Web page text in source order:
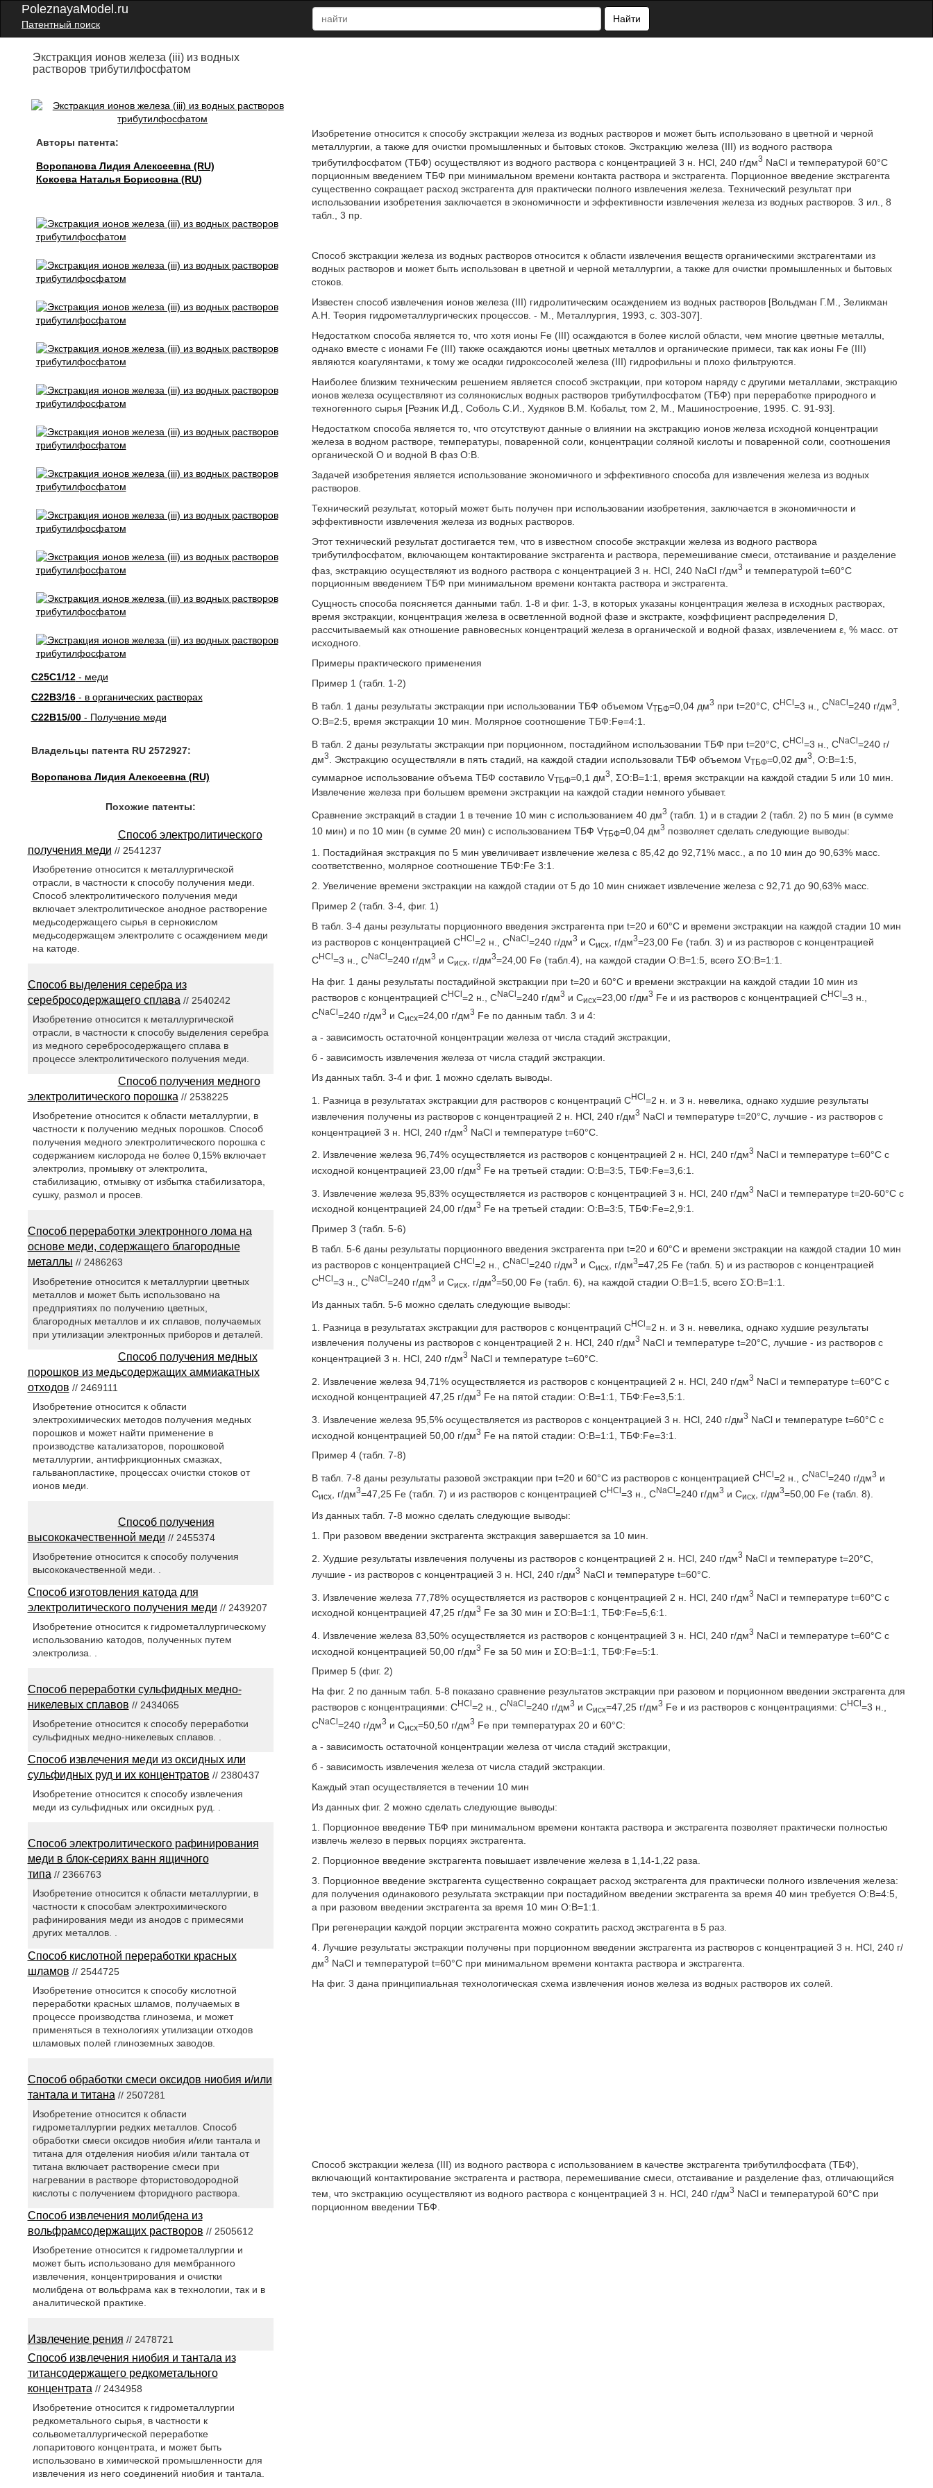
PoleznayaModel.ru
Патентный поиск
Найти
Экстракция ионов железа (iii) из водных
растворов трибутилфосфатом
Авторы патента:
Воропанова Лидия Алексеевна (RU)
Кокоева Наталья Борисовна (RU)
C25C1/12- меди
C22B3/16- в органических растворах
C22B15/00- Получение меди
Владельцы патента RU 2572927:
Воропанова Лидия Алексеевна (RU)
Изобретение относится к способу экстракции железа из водных растворов и может быть использовано в цветной и черной
металлургии, а также для очистки промышленных и бытовых стоков. Экстракцию железа (III) из водного раствора
трибутилфосфатом (ТБФ) осуществляют из водного раствора с концентрацией 3 н. НСl, 240 г/дм3 NaCl и температурой 60°С
порционным введением ТБФ при минимальном времени контакта раствора и экстрагента. Порционное введение экстрагента
существенно сокращает расход экстрагента для практически полного извлечения железа. Технический результат при
использовании изобретения заключается в экономичности и эффективности извлечения железа из водных растворов. 3 ил., 8
табл., 3 пр.
Способ экстракции железа из водных растворов относится к области извлечения веществ органическими экстрагентами из
водных растворов и может быть использован в цветной и черной металлургии, а также для очистки промышленных и бытовых
стоков.
Известен способ извлечения ионов железа (III) гидролитическим осаждением из водных растворов [Вольдман Г.М., Зеликман
А.Н. Теория гидрометаллургических процессов. - М., Металлургия, 1993, с. 303-307].
Недостатком способа является то, что хотя ионы Fe (III) осаждаются в более кислой области, чем многие цветные металлы,
однако вместе с ионами Fe (III) также осаждаются ионы цветных металлов и органические примеси, так как ионы Fe (III)
являются коагулянтами, к тому же осадки гидроксосолей железа (III) гидрофильны и плохо фильтруются.
Наиболее близким техническим решением является способ экстракции, при котором наряду с другими металлами, экстракцию
ионов железа осуществляют из солянокислых водных растворов трибутилфосфатом (ТБФ) при переработке природного и
техногенного сырья [Резник И.Д., Соболь С.И., Худяков В.М. Кобальт, том 2, М., Машиностроение, 1995. С. 91-93].
Недостатком способа является то, что отсутствуют данные о влиянии на экстракцию ионов железа исходной концентрации
железа в водном растворе, температуры, поваренной соли, концентрации соляной кислоты и поваренной соли, соотношения
органической О и водной В фаз O:В.
Задачей изобретения является использование экономичного и эффективного способа для извлечения железа из водных
растворов.
Технический результат, который может быть получен при использовании изобретения, заключается в экономичности и
эффективности извлечения железа из водных растворов.
Этот технический результат достигается тем, что в известном способе экстракции железа из водного раствора
трибутилфосфатом, включающем контактирование экстрагента и раствора, перемешивание смеси, отстаивание и разделение
фаз, экстракцию осуществляют из водного раствора с концентрацией 3 н. HCl, 240 NaCl г/дм3 и температурой t=60°С
порционным введением ТБФ при минимальном времени контакта раствора и экстрагента.
Сущность способа поясняется данными табл. 1-8 и фиг. 1-3, в которых указаны концентрация железа в исходных растворах,
время экстракции, концентрация железа в осветленной водной фазе и экстракте, коэффициент распределения D,
рассчитываемый как отношение равновесных концентраций железа в органической и водной фазах, извлечением ε, % масс. от
исходного.
Примеры практического применения
Пример 1 (табл. 1-2)
В табл. 1 даны результаты экстракции при использовании ТБФ объемом VТБФ=0,04 дм3 при t=20°С, СНСl =3 н., CNaCl =240 г/дм3
О:В=2:5, время экстракции 10 мин. Молярное соотношение TБФ:Fe=4:1.
В табл. 2 даны результаты экстракции при порционном, постадийном использовании ТБФ при t=20°С, СНСl=3 н., CNaCl=240 г/
дм3 . Экстракцию осуществляли в пять стадий, на каждой стадии использовали ТБФ объемом VТБФ=0,02 дм3
, O:В=1:5,
суммарное использование объема ТБФ составило VТБФ=0,1 дм3
, ΣΟ:Β=1:1, время экстракции на каждой стадии 5 или 10 мин.
Извлечение железа при большем времени экстракции на каждой стадии немного убывает.
Сравнение экстракций в стадии 1 в течение 10 мин с использованием 40 дм3 (табл. 1) и в стадии 2 (табл. 2) по 5 мин (в сумме
10 мин) и по 10 мин (в сумме 20 мин) с использованием ТБФ VТБФ=0,04 дм3 позволяет сделать следующие выводы:
1. Постадийная экстракция по 5 мин увеличивает извлечение железа с 85,42 до 92,71% масс., а по 10 мин до 90,63% масс.
соответственно, молярное соотношение ТБФ:Fe 3:1.
2. Увеличение времени экстракции на каждой стадии от 5 до 10 мин снижает извлечение железа с 92,71 до 90,63% масс.
Пример 2 (табл. 3-4, фиг. 1)
В табл. 3-4 даны результаты порционного введения экстрагента при t=20 и 60°С и времени экстракции на каждой стадии 10 мин
из растворов с концентрацией СНСl =2 н., CNaCl =240 г/дм3 и Сисх , г/дм3=23,00 Fe (табл. 3) и из растворов с концентрацией
СНСl=3 н., CNaCl=240 г/дм3 и Сисх , г/дм3=24,00 Fe (табл.4), на каждой стадии O:В=1:5, всего ΣΟ:Β=1:1.
На фиг. 1 даны результаты постадийной экстракции при t=20 и 60°С и времени экстракции на каждой стадии 10 мин из
растворов с концентрацией СНСl =2 н., CNaCl =240 г/дм3 и Сисх=23,00 г/дм3 Fe и из растворов с концентрацией СHCl =3 н.,
CNaCl=240 г/дм3 и Сисх=24,00 г/дм3 Fe по данным табл. 3 и 4:
а - зависимость остаточной концентрации железа от числа стадий экстракции,
б - зависимость извлечения железа от числа стадий экстракции.
Из данных табл. 3-4 и фиг. 1 можно сделать выводы.
1. Разница в результатах экстракции для растворов с концентраций СНСl =2 н. и 3 н. невелика, однако худшие результаты
извлечения получены из растворов с концентрацией 2 н. HCl, 240 г/дм3 NaCl и температуре t=20°С, лучшие - из растворов с
концентрацией 3 н. HCl, 240 г/дм3 NaCl и температуре t=60°С.
2. Извлечение железа 96,74% осуществляется из растворов с концентрацией 2 н. HCl, 240 г/дм3 NaCl и температуре t=60°С с
исходной концентрацией 23,00 г/дм3 Fe на третьей стадии: O:В=3:5, TБФ:Fe=3,6:1.
3. Извлечение железа 95,83% осуществляется из растворов с концентрацией 3 н. HCl, 240 г/дм3 NaCl и температуре t=20-60°С с
исходной концентрацией 24,00 г/дм3 Fe на третьей стадии: O:В=3:5, TБФ:Fe=2,9:1.
Пример 3 (табл. 5-6)
В табл. 5-6 даны результаты порционного введения экстрагента при t=20 и 60°С и времени экстракции на каждой стадии 10 мин
из растворов с концентрацией СHCl=2 н., CNaCl=240 г/дм3 и Сисх , г/дм3=47,25 Fe (табл. 5) и из растворов с концентрацией
СНСl =3 н., CNaCl =240 г/дм3 и Сисх , г/дм3=50,00 Fe (табл. 6), на каждой стадии O:В=1:5, всего ΣΟ:Β=1:1.
Из данных табл. 5-6 можно сделать следующие выводы:
1. Разница в результатах экстракции для растворов с концентраций СНСl=2 н. и 3 н. невелика, однако худшие результаты
извлечения получены из растворов с концентрацией 2 н. HCl, 240 г/дм3 NaCl и температуре t=20°С, лучшие - из растворов с
концентрацией 3 н. HCl, 240 г/дм3 NaCl и температуре t=60°С.
2. Извлечение железа 94,71% осуществляется из растворов с концентрацией 2 н. HCl, 240 г/дм3 NaCl и температуре t=60°С с
исходной концентрацией 47,25 г/дм3 Fe на пятой стадии: O:В=1:1, TБФ:Fe=3,5:1.
3. Извлечение железа 95,5% осуществляется из растворов с концентрацией 3 н. HCl, 240 г/дм3 NaCl и температуре t=60°С с
исходной концентрацией 50,00 г/дм3 Fe на пятой стадии: O:В=1:1, TБФ:Fe=3:1.
Пример 4 (табл. 7-8)
В табл. 7-8 даны результаты разовой экстракции при t=20 и 60°С из растворов с концентрацией СНСl =2 н., CNaCl =240 г/дм3 и
Сисх , г/дм3=47,25 Fe (табл. 7) и из растворов с концентрацией СНСl=3 н., CNaCl=240 г/дм3 и Сисх , г/дм3=50,00 Fe (табл. 8).
Из данных табл. 7-8 можно сделать следующие выводы:
1. При разовом введении экстрагента экстракция завершается за 10 мин.
2. Худшие результаты извлечения получены из растворов с концентрацией 2 н. HCl, 240 г/дм3 NaCl и температуре t=20°С,
лучшие - из растворов с концентрацией 3 н. HCl, 240 г/дм3 NaCl и температуре t=60°С.
3. Извлечение железа 77,78% осуществляется из растворов с концентрацией 2 н. HCl, 240 г/дм3 NaCl и температуре t=60°С с
исходной концентрацией 47,25 г/дм3 Fe за 30 мин и ΣΟ:Β=1:1, TБФ:Fe=5,6:1.
4. Извлечение железа 83,50% осуществляется из растворов с концентрацией 3 н. HCl, 240 г/дм3 NaCl и температуре t=60°С с
исходной концентрацией 50,00 г/дм3 Fe за 50 мин и ΣΟ:Β=1:1, TБФ:Fe=5:1.
Пример 5 (фиг. 2)
На фиг. 2 по данным табл. 5-8 показано сравнение результатов экстракции при разовом и порционном введении экстрагента для
растворов с концентрациями: СНСl =2 н., CNaCl =240 г/дм3 и Сисх=47,25 г/дм3 Fe и из растворов с концентрациями: СНСl =3 н.,
CNaCl=240 г/дм3 и Сисх=50,50 г/дм3 Fe при температурах 20 и 60°С:
а - зависимость остаточной концентрации железа от числа стадий экстракции,
б - зависимость извлечения железа от числа стадий экстракции.
Каждый этап осуществляется в течении 10 мин
Из данных фиг. 2 можно сделать следующие выводы:
1. Порционное введение ТБФ при минимальном времени контакта раствора и экстрагента позволяет практически полностью
извлечь железо в первых порциях экстрагента.
2. Порционное введение экстрагента повышает извлечение железа в 1,14-1,22 раза.
3. Порционное введение экстрагента существенно сокращает расход экстрагента для практически полного извлечения железа:
для получения одинакового результата экстракции при постадийном введении экстрагента за время 40 мин требуется O:В=4:5,
а при разовом введении экстрагента за время 10 мин O:В=1:1.
При регенерации каждой порции экстрагента можно сократить расход экстрагента в 5 раз.
4. Лучшие результаты экстракции получены при порционном введении экстрагента из растворов с концентрацией 3 н. HCl, 240 г/
дм3 NaCl и температурой t=60°С при минимальном времени контакта раствора и экстрагента.
На фиг. 3 дана принципиальная технологическая схема извлечения ионов железа из водных растворов их солей.
Способ экстракции железа (III) из водного раствора с использованием в качестве экстрагента трибутилфосфата (ТБФ),
включающий контактирование экстрагента и раствора, перемешивание смеси, отстаивание и разделение фаз, отличающийся
тем, что экстракцию осуществляют из водного раствора с концентрацией 3 н. НСl, 240 г/дм3 NaCl и температурой 60°С при
порционном введении ТБФ.
Похожие патенты:
Способ электролитического
получения меди // 2541237
Изобретение относится к металлургической
отрасли, в частности к способу получения меди.
Способ электролитического получения меди
включает электролитическое анодное растворение
медьсодержащего сырья в сернокислом
медьсодержащем электролите с осаждением меди
на катоде.
Способ выделения серебра из
серебросодержащего сплава // 2540242
Изобретение относится к металлургической
отрасли, в частности к способу выделения серебра
из медного серебросодержащего сплава в
процессе электролитического получения меди.
Способ получения медного
электролитического порошка// 2538225
Изобретение относится к области металлургии, в
частности к получению медных порошков. Способ
получения медного электролитического порошка с
содержанием кислорода не более 0,15% включает
электролиз, промывку от электролита,
стабилизацию, отмывку от избытка стабилизатора,
сушку, размол и просев.
Способ переработки электронного лома на
основе меди, содержащего благородные
металлы // 2486263
Изобретение относится к металлургии цветных
металлов и может быть использовано на
предприятиях по получению цветных,
благородных металлов и их сплавов, получаемых
при утилизации электронных приборов и деталей.
Способ получения медных
порошков из медьсодержащих аммиакатных
отходов // 2469111
Изобретение относится к области
электрохимических методов получения медных
порошков и может найти применение в
производстве катализаторов, порошковой
металлургии, антифрикционных смазках,
гальванопластике, процессах очистки стоков от
ионов меди.
Способ получения
высококачественной меди // 2455374
Изобретение относится к способу получения
высококачественной меди. .
Способ изготовления катода для
электролитического получения меди // 2439207
Изобретение относится к гидрометаллургическому
использованию катодов, полученных путем
электролиза. .
Способ переработки сульфидных медно-
никелевых сплавов // 2434065
Изобретение относится к способу переработки
сульфидных медно-никелевых сплавов. .
Способ извлечения меди из оксидных или
сульфидных руд и их концентратов // 2380437
Изобретение относится к способу извлечения
меди из сульфидных или оксидных руд. .
Способ электролитического рафинирования
меди в блок-сериях ванн ящичного
типа// 2366763
Изобретение относится к области металлургии, в
частности к способам электрохимического
рафинирования меди из анодов с примесями
других металлов. .
Способ кислотной переработки красных
шламов // 2544725
Изобретение относится к способу кислотной
переработки красных шламов, получаемых в
процессе производства глинозема, и может
применяться в технологиях утилизации отходов
шламовых полей глиноземных заводов.
Способ обработки смеси оксидов ниобия и/или
тантала и титана // 2507281
Изобретение относится к области
гидрометаллургии редких металлов. Способ
обработки смеси оксидов ниобия и/или тантала и
титана для отделения ниобия и/или тантала от
титана включает растворение смеси при
нагревании в растворе фтористоводородной
кислоты с получением фторидного раствора.
Способ извлечения молибдена из
вольфрамсодержащих растворов // 2505612
Изобретение относится к гидрометаллургии и
может быть использовано для мембранного
извлечения, концентрирования и очистки
молибдена от вольфрама как в технологии, так и в
аналитической практике.
Извлечение рения // 2478721
Способ извлечения ниобия и тантала из
титансодержащего редкометального
концентрата // 2434958
Изобретение относится к гидрометаллургии
редкометального сырья, в частности к
сольвометаллургической переработке
лопаритового концентрата, и может быть
использовано в химической промышленности для
извлечения из него соединений ниобия и тантала.